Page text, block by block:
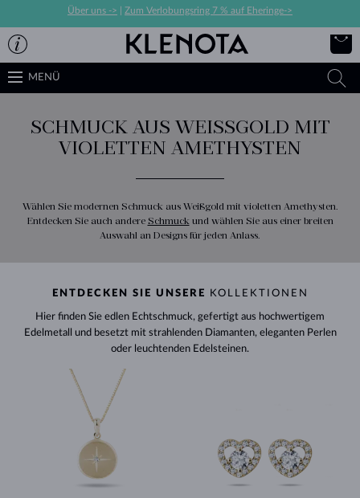
Über uns -> Zum Verlobungsring 7 % auf Eheringe->
MENÜ
SCHMUCK AUS WEISSGOLD MIT V
IOLETTEN AMETHYSTEN
Wählen Sie modernen Schmuck aus Weißgold mit violetten Amethysten.
Entdecken Sie auch andere Schmuckund wählen Sie aus einer breiten
Auswahl an Designs für jeden Anlass.
ENTDECKEN SIE UNSERE KOLLEKTIONEN
Hier finden Sie edlen Echtschmuck, gefertigt aus hochwertigem
Edelmetall und besetzt mit strahlenden Diamanten, eleganten Perlen
oder leuchtenden Edelsteinen.